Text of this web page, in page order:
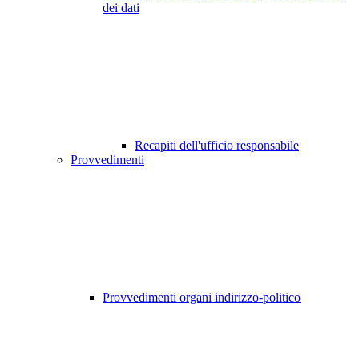
dei dati
Recapiti dell'ufficio responsabile
Provvedimenti
Provvedimenti organi indirizzo-politico